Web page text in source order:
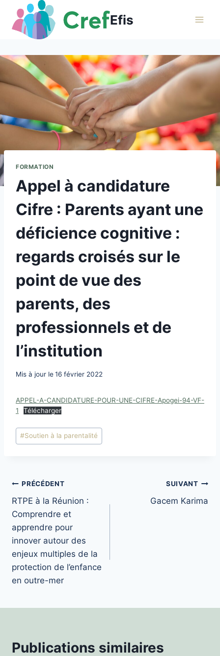
contenu
Efis
FORMATION
Appel à candidature
Cifre : Parents ayant une
déficience cognitive :
regards croisés sur le
point de vue des
parents, des
professionnels et de
l’institution
Mis à jour le16 février 2022
APPEL-A-CANDIDATURE-POUR-UNE-CIFRE-Apogei-94-VF-
1
Télécharger
Étiquettes
de
#Soutien à la parentalité
Navigation
de
l’article
PRÉCÉDENT
RTPE à la Réunion :
Comprendre et
apprendre pour
innover autour des
enjeux multiples de la
protection de l’enfance
en outre-mer
SUIVANT
Gacem Karima
Publications similaires